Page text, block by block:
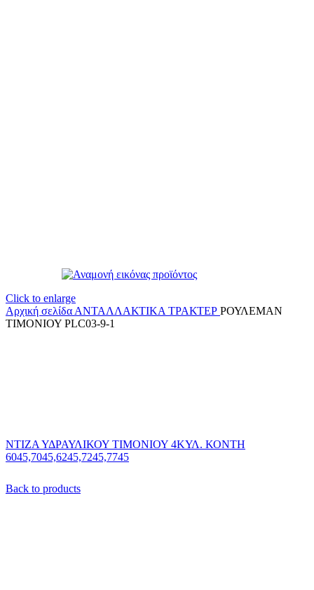
Click to enlarge
Αρχική σελίδα ΑΝΤΑΛΛΑΚΤΙΚΑ ΤΡΑΚΤΕΡ ΡΟΥΛΕΜΑΝ
ΤΙΜΟΝΙΟΥ PLC03-9-1
ΝΤΙΖΑ ΥΔΡΑΥΛΙΚΟΥ ΤΙΜΟΝΙΟΥ 4ΚΥΛ. ΚΟΝΤΗ
6045,7045,6245,7245,7745
Back to products